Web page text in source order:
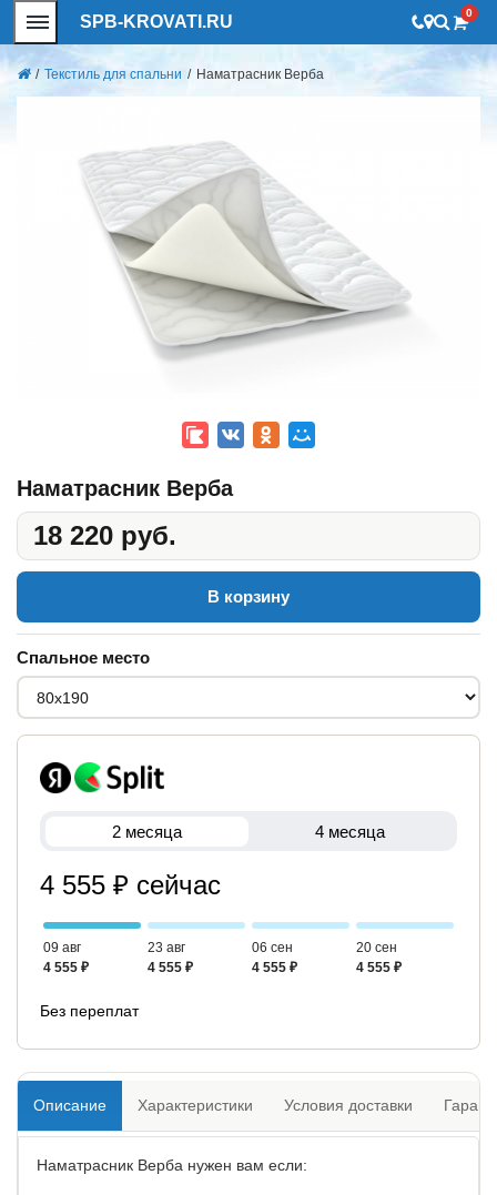
SPB-KROVATI.RU 0
/ Текстиль для спальни / Наматрасник Верба
Наматрасник Верба
18 220 руб.
В корзину
Спальное место
2 месяца 4 месяца
4 555 ₽ сейчас
09 авг
4 555 ₽
23 авг
4 555 ₽
06 сен
4 555 ₽
20 сен
4 555 ₽
Без переплат
Описание Характеристики Условия доставки
Наматрасник Верба нужен вам если: